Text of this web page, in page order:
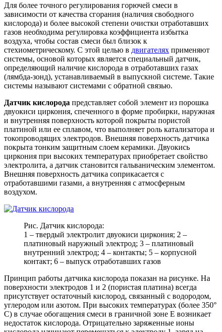
Для более точного регулирования горючей смеси в
зависимости от качества сгорания (наличия свободного
кислорода) и более высокой степени очистки отработавших
газов необходима регулировка коэффициента избытка
воздуха, чтобы состав смеси был близок к
стехиометрическому. С этой целью в двигателях применяют
системы, основой которых является специальный датчик,
определяющий наличие кислорода в отработавших газах
(лямбда-зонд), устанавливаемый в выпускной системе. Такие
системы называют системами с обратной связью.
Датчик кислорода представляет собой элемент из порошка
двуокиси циркония, спеченного в форме пробирки, наружная
и внутренняя поверхность которой покрыты пористой
платиной или ее сплавом, что выполняет роль катализатора и
токопроводящих электродов. Внешняя поверхность датчика
покрыта тонким защитным слоем керамики. Двуокись
циркония при высоких температурах приобретает свойство
электролита, а датчик становится гальваническим элементом.
Внешняя поверхность датчика соприкасается с
отработавшими газами, а внутренняя с атмосферным
воздухом.
Рис. Датчик кислорода:
1 – твердый электролит двуокиси циркония; 2 –
платиновый наружный электрод; 3 – платиновый
внутренний электрод; 4 – контакты; 5 – корпусной
контакт; 6 – выпуск отработавших газов
Принцип работы датчика кислорода показан на рисунке. На
поверхности электродов 1 и 2 (пористая платина) всегда
присутствует остаточный кислород, связанный с водородом,
углеродом или азотом. При высоких температурах (более 350°
С) в случае обогащения смеси в граничной зоне Е возникает
недостаток кислорода. Отрицательно заряженные ионы